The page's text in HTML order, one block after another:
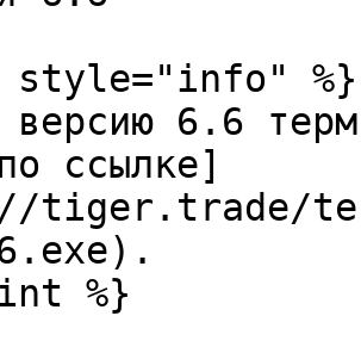
style="info" %}
версию 6.6
ссылке]
tiger.trade/
%}